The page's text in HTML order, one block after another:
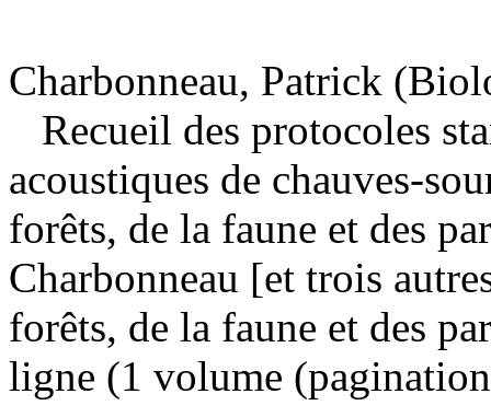
Charbonneau, Patrick
Recueil des protocoles
acoustiques de chauves-
forêts, de la faune et des
Charbonneau [et trois
forêts, de la faune et des
ligne (1 volume